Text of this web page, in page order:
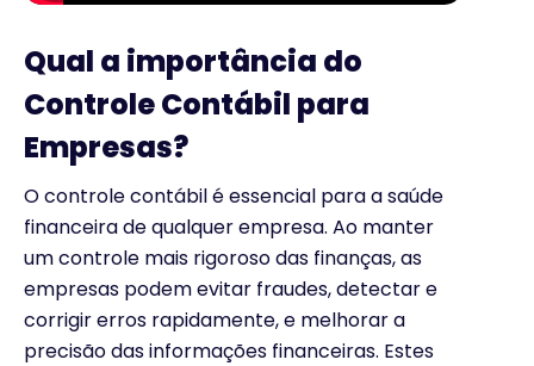
Qual a importância do
Controle Contábil para
Empresas?
O controle contábil é essencial para a saúde
financeira de qualquer empresa. Ao manter
um controle mais rigoroso das finanças, as
empresas podem evitar fraudes, detectar e
corrigir erros rapidamente, e melhorar a
precisão das informações financeiras. Estes